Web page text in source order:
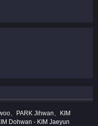
、PARK Jihwan、KIM
Dohwan - KIM Jaeyun